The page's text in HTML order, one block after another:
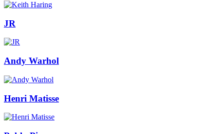
JR
Andy Warhol
Henri Matisse